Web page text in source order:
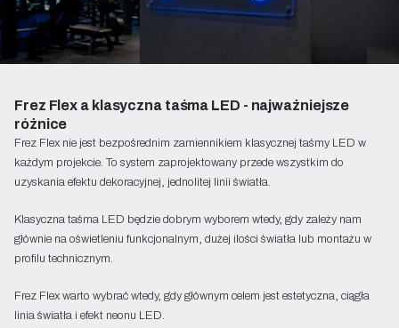
Frez Flex a klasyczna taśma LED - najważniejsze
różnice
Frez Flex nie jest bezpośrednim zamiennikiem klasycznej taśmy LED w
każdym projekcie. To system zaprojektowany przede wszystkim do
uzyskania efektu dekoracyjnej, jednolitej linii światła.
Klasyczna taśma LED będzie dobrym wyborem wtedy, gdy zależy nam
głównie na oświetleniu funkcjonalnym, dużej ilości światła lub montażu w
profilu technicznym.
Frez Flex warto wybrać wtedy, gdy głównym celem jest estetyczna, ciągła
linia światła i efekt neonu LED.